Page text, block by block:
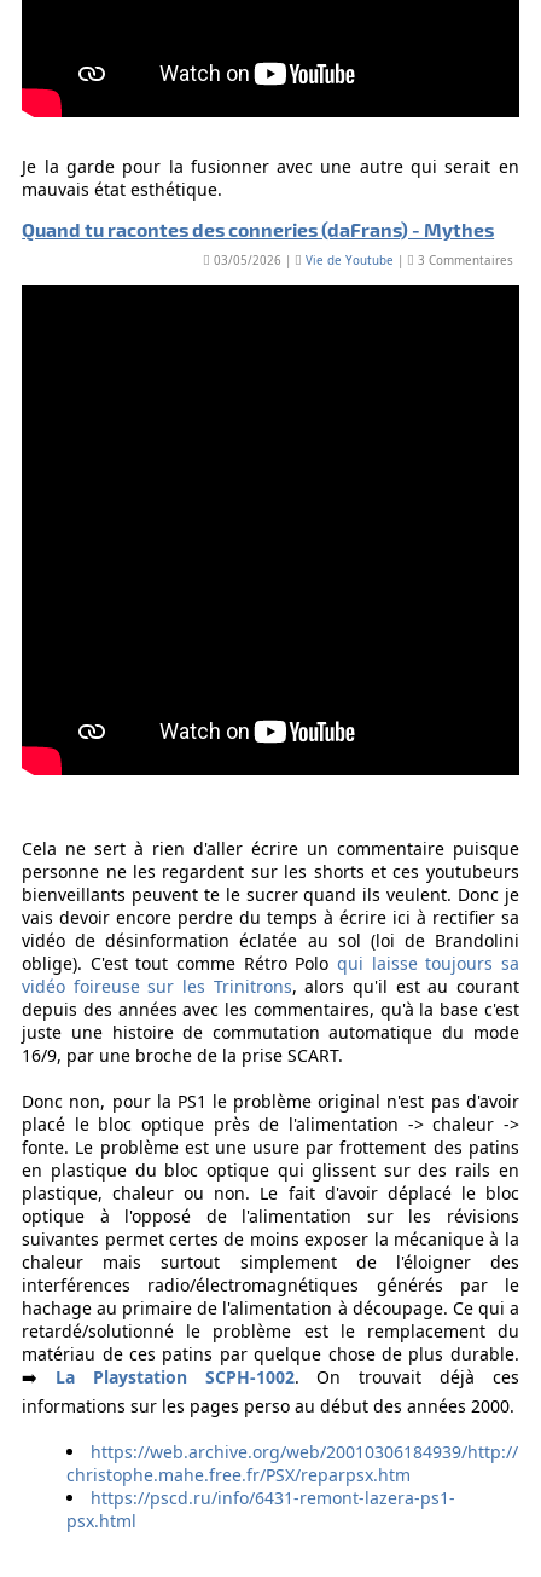
Je la garde pour la fusionner avec une autre qui serait en
mauvais état esthétique.
Quand tu racontes des conneries (daFrans) - Mythes
03/05/2026 | Vie de Youtube 3 Commentaires
Cela ne sert à rien d'aller écrire un commentaire puisque
personne ne les regardent sur les shorts et ces youtubeurs
bienveillants peuvent te le sucrer quand ils veulent. Donc je
vais devoir encore perdre du temps à écrire ici à rectifier sa
vidéo de désinformation éclatée au sol (loi de Brandolini
oblige). C'est tout comme Rétro Polo qui laisse toujours sa
vidéo foireuse sur les Trinitrons, alors qu'il est au courant
depuis des années avec les commentaires, qu'à la base c'est
juste une histoire de commutation automatique du mode
16/9, par une broche de la prise SCART.
Donc non, pour la PS1 le problème original n'est pas d'avoir
placé le bloc optique près de l'alimentation -> chaleur ->
fonte. Le problème est une usure par frottement des patins
en plastique du bloc optique qui glissent sur des rails en
plastique, chaleur ou non. Le fait d'avoir déplacé le bloc
optique à l'opposé de l'alimentation sur les révisions
suivantes permet certes de moins exposer la mécanique à la
chaleur mais surtout simplement de l'éloigner des
interférences radio/électromagnétiques générés par le
hachage au primaire de l'alimentation à découpage. Ce qui a
retardé/solutionné le problème est le remplacement du
matériau de ces patins par quelque chose de plus durable.
➡️ La Playstation SCPH-1002. On trouvait déjà ces
informations sur les pages perso au début des années 2000.
https://web.archive.org/web/20010306184939/http://
christophe.mahe.free.fr/PSX/reparpsx.htm
https://pscd.ru/info/6431-remont-lazera-ps1-
psx.html